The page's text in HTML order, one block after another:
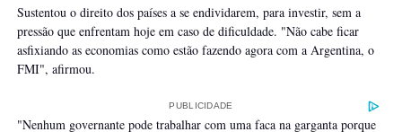
Sustentou o direito dos países a se endividarem, para investir, sem a
pressão que enfrentam hoje em caso de dificuldade. "Não cabe ficar
asfixiando as economias como estão fazendo agora com a Argentina, o
FMI", afirmou.
PUBLICIDADE
"Nenhum governante pode trabalhar com uma faca na garganta porque